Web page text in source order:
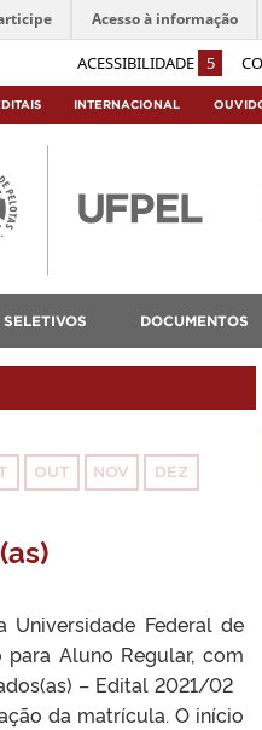
ACESSIBILIDADE 5
Acesso à informação
INTERNACIONAL
DOCUMENTOS
OUT NOV DEZ
Universidade Federal de
Aluno Regular, com
– Edital 2021/02
da matrícula. O início